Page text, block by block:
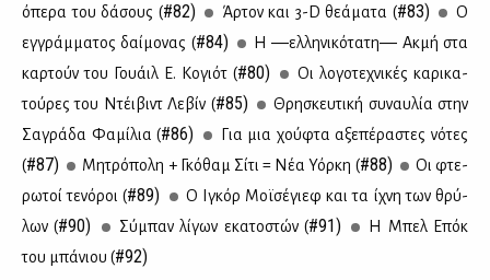
όπε­ρα του δά­σους (#82) Άρ­τον και 3-D θε­ά­μα­τα (#83)
Ο
εγ­γράμ­μα­τος δαί­μο­νας (#84)
Η ―ελ­λη­νι­κό­τα­τη― Ακ­μή στα
καρ­τούν του Γουάιλ Ε. Κο­γιότ (#80)
Οι λο­γο­τε­χνι­κές κα­ρι­κα­
τού­ρες του Ντέι­βιντ Λε­βίν (#85)
Θρη­σκευ­τι­κή συ­ναυ­λία στην
Σα­γρά­δα Φα­μί­λια (#86)
Για μια χού­φτα αξε­πέ­ρα­στες νό­τες
(#87) Μη­τρό­πο­λη + Γκό­θαμ Σί­τι = Νέα Υόρ­κη (#88)
Οι φτε­
ρω­τοί τε­νό­ροι (#89)
Ο Ιγκόρ Μοϊ­σέ­γιεφ και τα ίχνη των θρύ­
λων (#90) Σύ­μπαν λί­γων εκα­το­στών (#91)
Η Μπελ Επόκ
του μπά­νιου (#92)